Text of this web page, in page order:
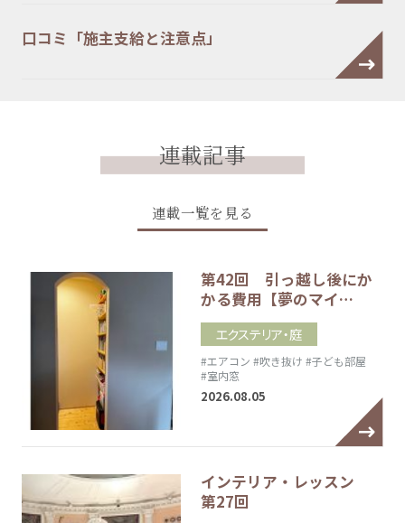
口コミ「施主支給と注意点」
連載記事
連載一覧を見る
第42回 引っ越し後にか
かる費用【夢のマイ…
エクステリア・庭
#エアコン #吹き抜け #子ども部屋
#室内窓
2026.08.05
インテリア・レッスン
第27回